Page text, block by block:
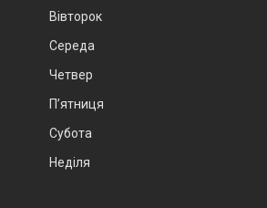
Вівторок
Середа
Четвер
Пʼятниця
Субота
Неділя